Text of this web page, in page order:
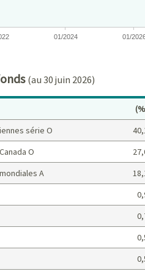
01/2024 01/
(au 30 juin 2026)
série O
O
A